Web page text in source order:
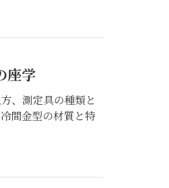
座学
、測定具の種類と
間金型の材質と特